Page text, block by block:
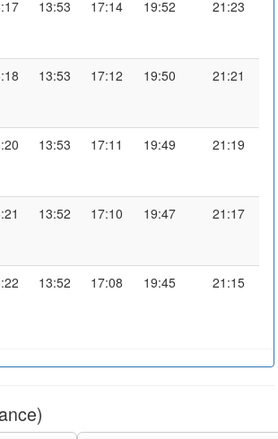
13:53 17:14 19:52 21:23
13:53 17:12 19:50 21:21
13:53 17:11 19:49 21:19
13:52 17:10 19:47 21:17
13:52 17:08 19:45 21:15